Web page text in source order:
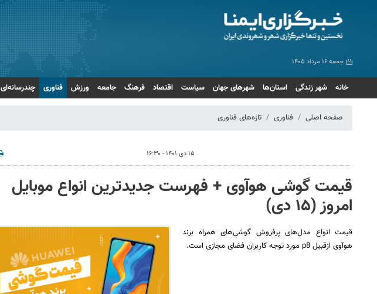
جمعه ۱۶ مرداد ۱۴۰۵
خانه شهر زندگی استان‌ها شهرهای جهان سیاست اقتصاد فرهنگ جامعه ورزش فناوری چندرسانه‌ای
صفحه اصلی فناوری تازه‌های فناوری
۱۵ دی ۱۴۰۱ - ۱۶:۳۰
قیمت گوشی هوآوی + فهرست جدیدترین انواع موبایل
امروز (۱۵ دی)
قیمت انواع مدل‌های پرفروش گوشی‌های همراه برند
هوآوی ازقبیل p8 مورد توجه کاربران فضای مجازی است.